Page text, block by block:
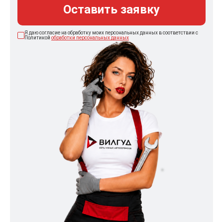
Оставить заявку
Я даю согласие на обработку моих персональных данных в соответствии с
Политикой обработки персональных данных